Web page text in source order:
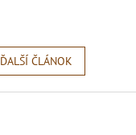
ĎALŠÍ ČLÁNOK